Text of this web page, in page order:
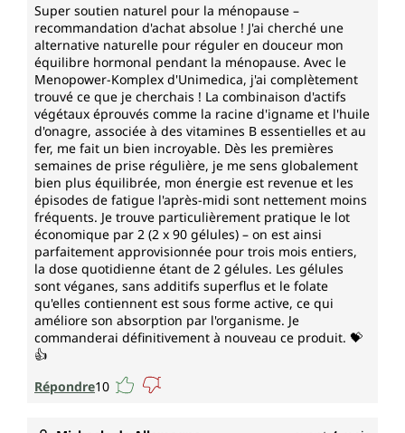
Super soutien naturel pour la ménopause –
recommandation d'achat absolue ! J'ai cherché une
alternative naturelle pour réguler en douceur mon
équilibre hormonal pendant la ménopause. Avec le
Menopower-Komplex d'Unimedica, j'ai complètement
trouvé ce que je cherchais ! La combinaison d'actifs
végétaux éprouvés comme la racine d'igname et l'huile
d'onagre, associée à des vitamines B essentielles et au
fer, me fait un bien incroyable. Dès les premières
semaines de prise régulière, je me sens globalement
bien plus équilibrée, mon énergie est revenue et les
épisodes de fatigue l'après-midi sont nettement moins
fréquents. Je trouve particulièrement pratique le lot
économique par 2 (2 x 90 gélules) – on est ainsi
parfaitement approvisionnée pour trois mois entiers,
la dose quotidienne étant de 2 gélules. Les gélules
sont véganes, sans additifs superflus et le folate
qu'elles contiennent est sous forme active, ce qui
améliore son absorption par l'organisme. Je
commanderai définitivement à nouveau ce produit. 💝
👍
Répondre10